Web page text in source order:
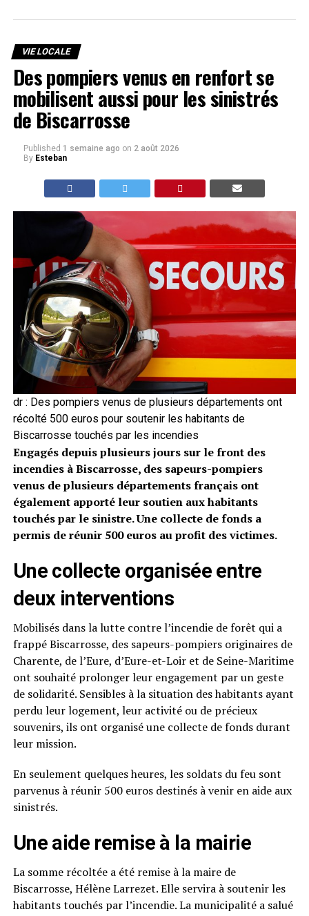
VIE LOCALE
Des pompiers venus en renfort se
mobilisent aussi pour les sinistrés
de Biscarrosse
Published 1 semaine ago on 2 août 2026
By Esteban
dr : Des pompiers venus de plusieurs départements ont
récolté 500 euros pour soutenir les habitants de
Biscarrosse touchés par les incendies
Engagés depuis plusieurs jours sur le front des
incendies à Biscarrosse, des sapeurs-pompiers
venus de plusieurs départements français ont
également apporté leur soutien aux habitants
touchés par le sinistre. Une collecte de fonds a
permis de réunir 500 euros au profit des victimes.
Une collecte organisée entre
deux interventions
Mobilisés dans la lutte contre l’incendie de forêt qui a
frappé Biscarrosse, des sapeurs-pompiers originaires de
Charente, de l’Eure, d’Eure-et-Loir et de Seine-Maritime
ont souhaité prolonger leur engagement par un geste
de solidarité. Sensibles à la situation des habitants ayant
perdu leur logement, leur activité ou de précieux
souvenirs, ils ont organisé une collecte de fonds durant
leur mission.
En seulement quelques heures, les soldats du feu sont
parvenus à réunir 500 euros destinés à venir en aide aux
sinistrés.
Une aide remise à la mairie
La somme récoltée a été remise à la maire de
Biscarrosse, Hélène Larrezet. Elle servira à soutenir les
habitants touchés par l’incendie. La municipalité a salué